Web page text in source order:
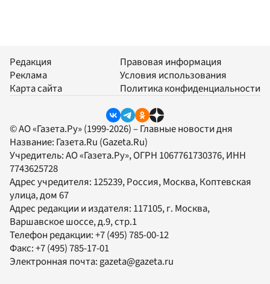
Редакция
Реклама
Карта сайта
Правовая информация
Условия использования
Политика конфиденциальности
© АО «Газета.Ру» (1999-2026) – Главные новости дня
Название: Газета.Ru (Gazeta.Ru)
Учредитель:АО «Газета.Ру», ОГРН 1067761730376, ИНН
7743625728
Адрес учредителя: 125239, Россия, Москва, Коптевская
улица, дом 67
Адрес редакции и издателя: 117105, г. Москва,
Варшавское шоссе, д.9, стр.1
Телефон редакции:+7 (495) 785-00-12
Факс:+7 (495) 785-17-01
Электронная почта: gazeta@gazeta.ru